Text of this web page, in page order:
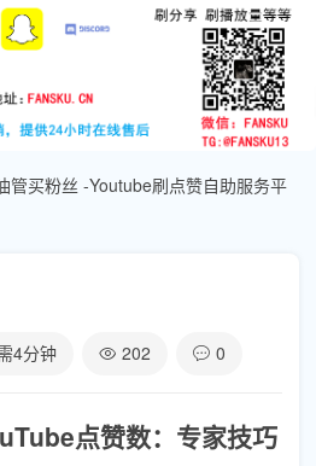
管买粉丝 -Youtube刷点赞自助服务平
4分钟 202 0
点赞数：专家技巧